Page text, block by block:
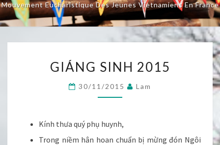
Mouvement Eucharistique Des Jeunes Vietnamiens En France
SINH
GIÁNG SINH 2015
30/11/2015 Lam
Kính thưa quý phụ huynh,
Trong niềm hân hoan chuẩn bị mừng đón Ngôi